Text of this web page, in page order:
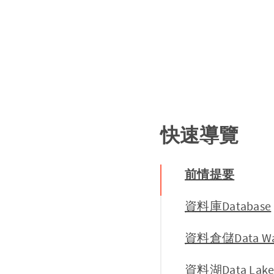
快速導覽
前情提要
資料庫Database
資料倉儲Data
資料湖Data Lake